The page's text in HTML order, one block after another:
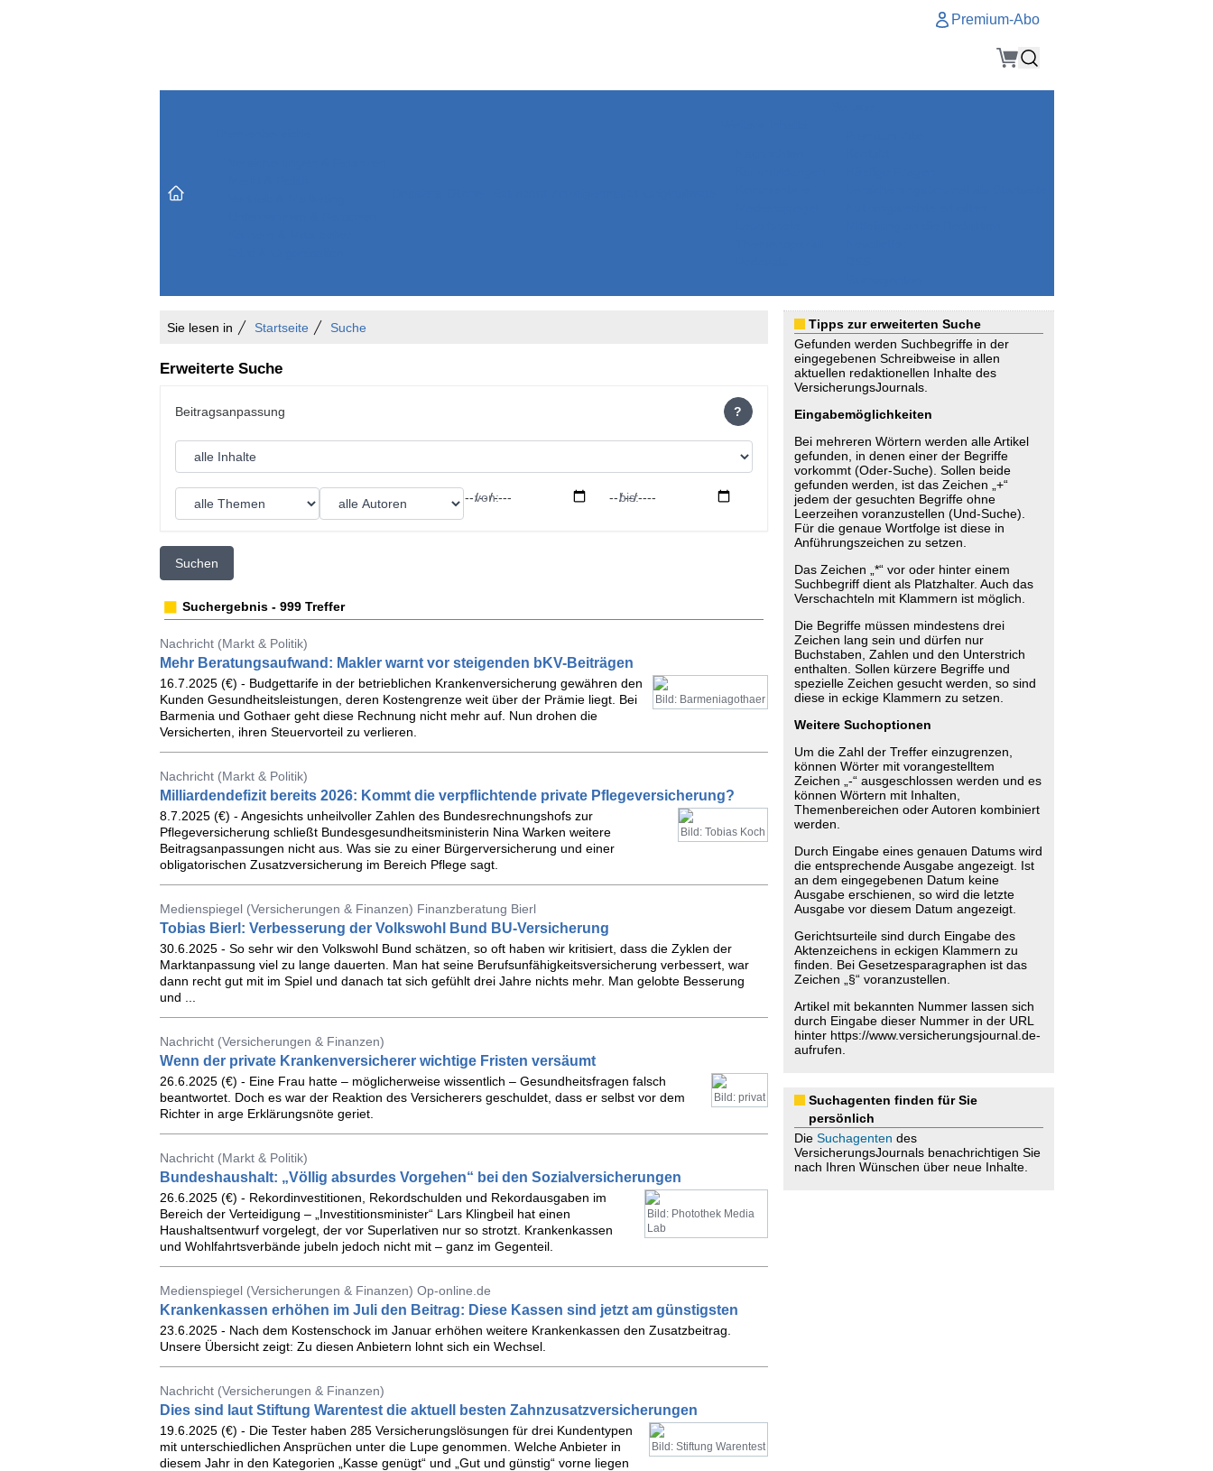
Premium-Abo
Sie lesen in Startseite Suche
Erweiterte Suche
?
von: bis:
Suchen
Suchergebnis - 999 Treffer
Nachricht (Markt & Politik)
Mehr Beratungsaufwand: Makler warnt vor steigenden bKV-Beiträgen
Bild: Barmeniagothaer
16.7.2025 (€) - Budgettarife in der betrieblichen Krankenversicherung gewähren den
Kunden Gesundheitsleistungen, deren Kostengrenze weit über der Prämie liegt. Bei
Barmenia und Gothaer geht diese Rechnung nicht mehr auf. Nun drohen die
Versicherten, ihren Steuervorteil zu verlieren.
Nachricht (Markt & Politik)
Milliardendefizit bereits 2026: Kommt die verpflichtende private Pflegeversicherung?
Bild: Tobias Koch
8.7.2025 (€) - Angesichts unheilvoller Zahlen des Bundesrechnungshofs zur
Pflegeversicherung schließt Bundesgesundheitsministerin Nina Warken weitere
Beitragsanpassungen nicht aus. Was sie zu einer Bürgerversicherung und einer
obligatorischen Zusatzversicherung im Bereich Pflege sagt.
Medienspiegel (Versicherungen & Finanzen) Finanzberatung Bierl
Tobias Bierl: Verbesserung der Volkswohl Bund BU-Versicherung
30.6.2025 - So sehr wir den Volkswohl Bund schätzen, so oft haben wir kritisiert, dass die Zyklen der
Marktanpassung viel zu lange dauerten. Man hat seine Berufsunfähigkeitsversicherung verbessert, war
dann recht gut mit im Spiel und danach tat sich gefühlt drei Jahre nichts mehr. Man gelobte Besserung
und ...
Nachricht (Versicherungen & Finanzen)
Wenn der private Krankenversicherer wichtige Fristen versäumt
Bild: privat
26.6.2025 (€) - Eine Frau hatte – möglicherweise wissentlich – Gesundheitsfragen falsch
beantwortet. Doch es war der Reaktion des Versicherers geschuldet, dass er selbst vor dem
Richter in arge Erklärungsnöte geriet.
Nachricht (Markt & Politik)
Bundeshaushalt: „Völlig absurdes Vorgehen“ bei den Sozialversicherungen
Bild: Photothek Media
Lab
26.6.2025 (€) - Rekordinvestitionen, Rekordschulden und Rekordausgaben im
Bereich der Verteidigung – „Investitionsminister“ Lars Klingbeil hat einen
Haushaltsentwurf vorgelegt, der vor Superlativen nur so strotzt. Krankenkassen
und Wohlfahrtsverbände jubeln jedoch nicht mit – ganz im Gegenteil.
Medienspiegel (Versicherungen & Finanzen) Op-online.de
Krankenkassen erhöhen im Juli den Beitrag: Diese Kassen sind jetzt am günstigsten
23.6.2025 - Nach dem Kostenschock im Januar erhöhen weitere Krankenkassen den Zusatzbeitrag.
Unsere Übersicht zeigt: Zu diesen Anbietern lohnt sich ein Wechsel.
Nachricht (Versicherungen & Finanzen)
Dies sind laut Stiftung Warentest die aktuell besten Zahnzusatzversicherungen
Bild: Stiftung Warentest
19.6.2025 (€) - Die Tester haben 285 Versicherungslösungen für drei Kundentypen
mit unterschiedlichen Ansprüchen unter die Lupe genommen. Welche Anbieter in
diesem Jahr in den Kategorien „Kasse genügt“ und „Gut und günstig“ vorne liegen
Tipps zur erweiterten Suche
Gefunden werden Suchbegriffe in der
eingegebenen Schreibweise in allen
aktuellen redaktionellen Inhalte des
VersicherungsJournals.
Eingabemöglichkeiten
Bei mehreren Wörtern werden alle Artikel
gefunden, in denen einer der Begriffe
vorkommt (Oder-Suche). Sollen beide
gefunden werden, ist das Zeichen „+“
jedem der gesuchten Begriffe ohne
Leerzeihen voranzustellen (Und-Suche).
Für die genaue Wortfolge ist diese in
Anführungszeichen zu setzen.
Das Zeichen „*“ vor oder hinter einem
Suchbegriff dient als Platzhalter. Auch das
Verschachteln mit Klammern ist möglich.
Die Begriffe müssen mindestens drei
Zeichen lang sein und dürfen nur
Buchstaben, Zahlen und den Unterstrich
enthalten. Sollen kürzere Begriffe und
spezielle Zeichen gesucht werden, so sind
diese in eckige Klammern zu setzen.
Weitere Suchoptionen
Um die Zahl der Treffer einzugrenzen,
können Wörter mit vorangestelltem
Zeichen „-“ ausgeschlossen werden und es
können Wörtern mit Inhalten,
Themenbereichen oder Autoren kombiniert
werden.
Durch Eingabe eines genauen Datums wird
die entsprechende Ausgabe angezeigt. Ist
an dem eingegebenen Datum keine
Ausgabe erschienen, so wird die letzte
Ausgabe vor diesem Datum angezeigt.
Gerichtsurteile sind durch Eingabe des
Aktenzeichens in eckigen Klammern zu
finden. Bei Gesetzesparagraphen ist das
Zeichen „§“ voranzustellen.
Artikel mit bekannten Nummer lassen sich
durch Eingabe dieser Nummer in der URL
hinter https://www.versicherungsjournal.de-
aufrufen.
Suchagenten finden für Sie
persönlich
Die Suchagenten des
VersicherungsJournals benachrichtigen Sie
nach Ihren Wünschen über neue Inhalte.